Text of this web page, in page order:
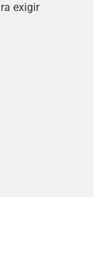
exigir